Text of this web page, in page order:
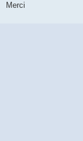
Merci